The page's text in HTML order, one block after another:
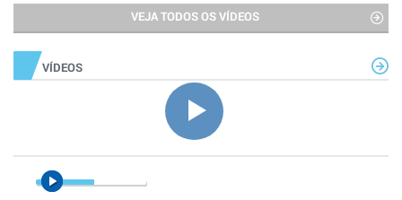
VEJA TODOS OS VÍDEOS
VÍDEOS